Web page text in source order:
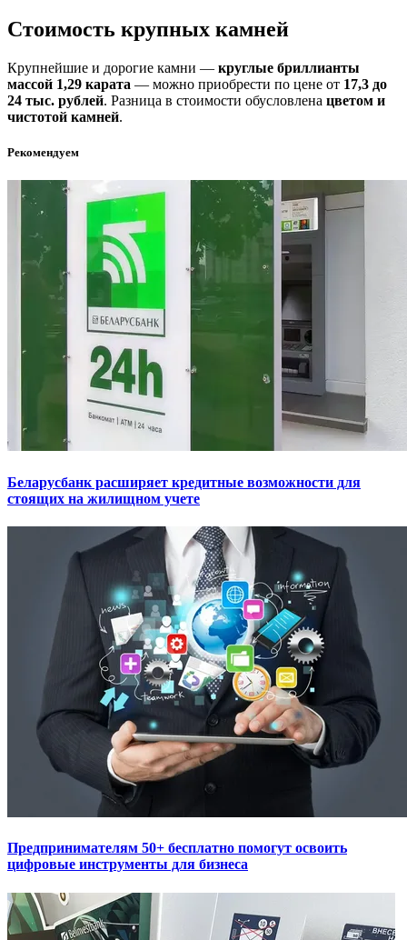
Стоимость крупных камней
Крупнейшие и дорогие камни — круглые бриллианты
массой 1,29 карата — можно приобрести по цене от 17,3 до
24 тыс. рублей. Разница в стоимости обусловлена цветом и
чистотой камней.
Рекомендуем
Беларусбанк расширяет кредитные возможности для
стоящих на жилищном учете
Предпринимателям 50+ бесплатно помогут освоить
цифровые инструменты для бизнеса